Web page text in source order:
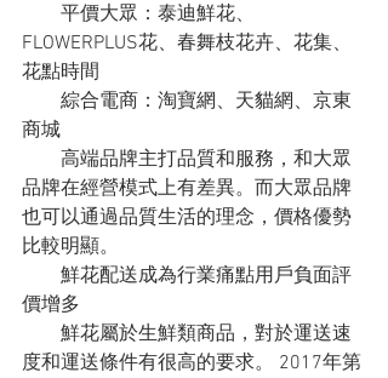
平價大眾：泰迪鮮花、
FLOWERPLUS花、春舞枝花卉、花集、
花點時間
綜合電商：淘寶網、天貓網、京東
商城
高端品牌主打品質和服務，和大眾
品牌在經營模式上有差異。而大眾品牌
也可以通過品質生活的理念，價格優勢
比較明顯。
鮮花配送成為行業痛點用戶負面評
價增多
鮮花屬於生鮮類商品，對於運送速
度和運送條件有很高的要求。 2017年第